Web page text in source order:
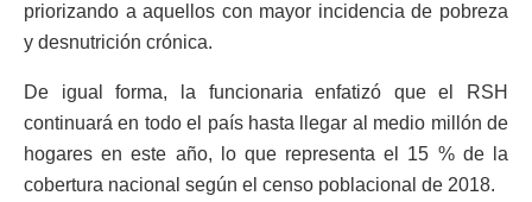
priorizando a aquellos con mayor incidencia de pobreza
y desnutrición crónica.
De igual forma, la funcionaria enfatizó que el RSH
continuará en todo el país hasta llegar al medio millón de
hogares en este año, lo que representa el 15 % de la
cobertura nacional según el censo poblacional de 2018.